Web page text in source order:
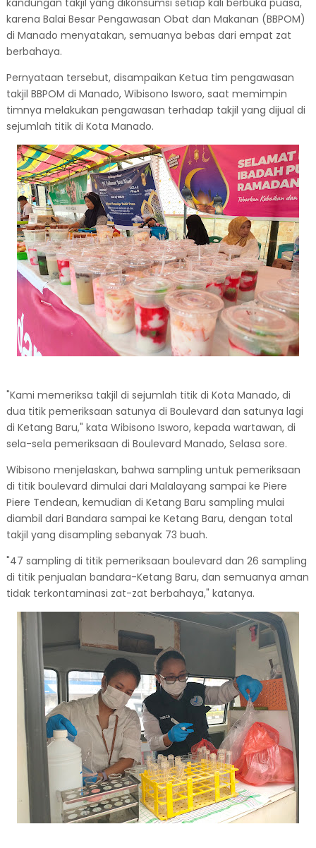
kandungan takjil yang dikonsumsi setiap kali berbuka puasa,
karena Balai Besar Pengawasan Obat dan Makanan (BBPOM)
di Manado menyatakan, semuanya bebas dari empat zat
berbahaya.
Pernyataan tersebut, disampaikan Ketua tim pengawasan
takjil BBPOM di Manado, Wibisono Isworo, saat memimpin
timnya melakukan pengawasan terhadap takjil yang dijual di
sejumlah titik di Kota Manado.
"Kami memeriksa takjil di sejumlah titik di Kota Manado, di
dua titik pemeriksaan satunya di Boulevard dan satunya lagi
di Ketang Baru," kata Wibisono Isworo, kepada wartawan, di
sela-sela pemeriksaan di Boulevard Manado, Selasa sore.
Wibisono menjelaskan, bahwa sampling untuk pemeriksaan
di titik boulevard dimulai dari Malalayang sampai ke Piere
Piere Tendean, kemudian di Ketang Baru sampling mulai
diambil dari Bandara sampai ke Ketang Baru, dengan total
takjil yang disampling sebanyak 73 buah.
"47 sampling di titik pemeriksaan boulevard dan 26 sampling
di titik penjualan bandara-Ketang Baru, dan semuanya aman
tidak terkontaminasi zat-zat berbahaya," katanya.